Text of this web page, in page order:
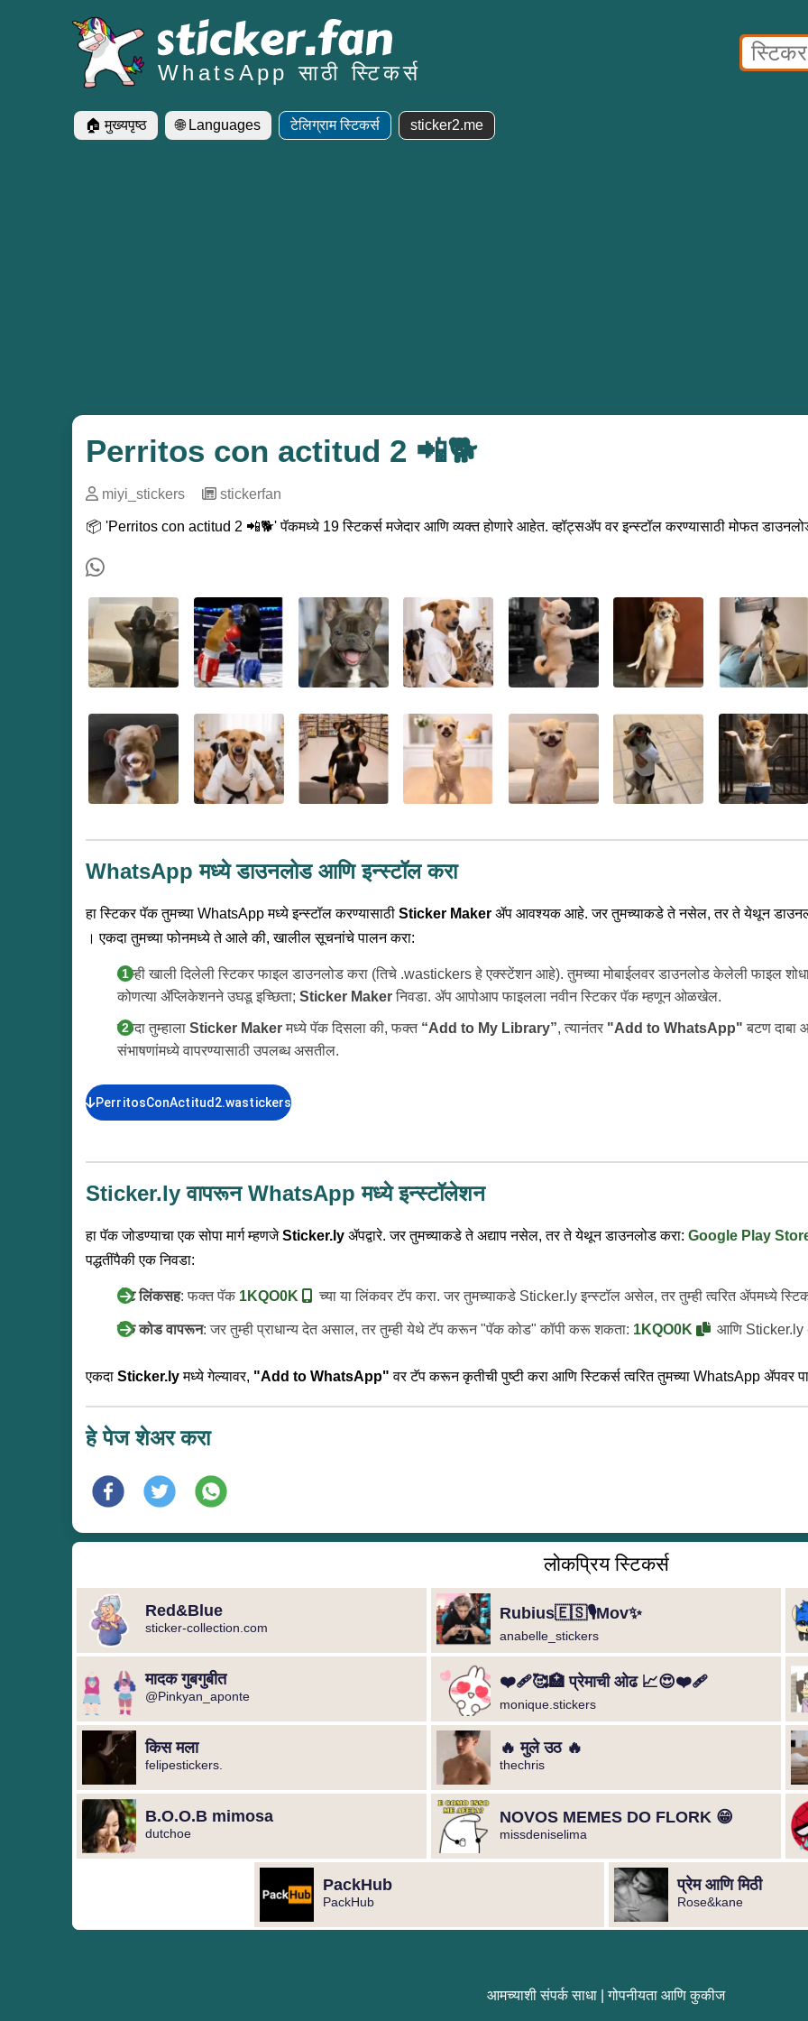
WhatsApp साठी स्टिकर्स
🏠 मुख्यपृष्ठ 🌐 Languages टेलिग्राम स्टिकर्स sticker2.me
Perritos con actitud 2 📲🐕
miyi_stickers stickerfan
📦 'Perritos con actitud 2 📲🐕' पॅकमध्ये 19 स्टिकर्स मजेदार आणि व्यक्त होणारे आहेत. व्हॉट्सअ‍ॅप वर इन्स्टॉल करण्यासाठी मोफत
WhatsApp मध्ये डाउनलोड आणि इन्स्टॉल करा
हा स्टिकर पॅक तुमच्या WhatsApp मध्ये इन्स्टॉल करण्यासाठी Sticker Maker ॲप आवश्यक आहे. जर तुमच्याकडे ते नसेल, तर ते येथून
। एकदा तुमच्या फोनमध्ये ते आले की, खालील सूचनांचे पालन करा:
आम्ही खाली दिलेली स्टिकर फाइल डाउनलोड करा (तिचे .wastickers हे एक्स्टेंशन आहे). तुमच्या मोबाईलवर डाउनलोड केलेली फाइल शोधा
कोणत्या ॲप्लिकेशनने उघडू इच्छिता; Sticker Makerनिवडा. ॲप आपोआप फाइलला नवीन स्टिकर पॅक म्हणून ओळखेल.
एकदा तुम्हाला Sticker Makerमध्ये पॅक दिसला की, फक्त “Add to My Library”, त्यानंतर "Add to WhatsApp" बटण दाबा
संभाषणांमध्ये वापरण्यासाठी उपलब्ध असतील.
PerritosConActitud2.wastickers
Sticker.ly वापरून WhatsApp मध्ये इन्स्टॉलेशन
हा पॅक जोडण्याचा एक सोपा मार्ग म्हणजेSticker.ly ॲपद्वारे. जर तुमच्याकडे ते अद्याप नसेल, तर ते येथून डाउनलोड करा: Google Play
पद्धतींपैकी एक निवडा:
थेट लिंकसह: फक्त पॅक 1KQO0K च्या या लिंकवर टॅप करा. जर तुमच्याकडे Sticker.ly इन्स्टॉल असेल, तर तुम्ही त्वरित ॲपमध्ये
पॅक कोड वापरून: जर तुम्ही प्राधान्य देत असाल, तर तुम्ही येथे टॅप करून "पॅक कोड" कॉपी करू शकता: 1KQO0K आणि Sticker.ly
एकदा Sticker.lyमध्ये गेल्यावर, "Add to WhatsApp" वर टॅप करून कृतीची पुष्टी करा आणि स्टिकर्स त्वरित तुमच्या WhatsApp ॲपवर
हे पेज शेअर करा
लोकप्रिय स्टिकर्स
Red&Blue
sticker-collection.com
Rubius🇪🇸🎙️Mov✨
anabelle_stickers
मादक गुबगुबीत
@Pinkyan_aponte
❤️‍🩹🥰🏥 प्रेमाची ओढ 📈😍❤️‍🩹
monique.stickers
किस मला
felipestickers.
🔥 मुले उठ 🔥
thechris
B.O.O.B mimosa
dutchoe
NOVOS MEMES DO FLORK 😁
missdeniselima
PackHub
PackHub
प्रेम आणि मिठी
Rose&kane
आमच्याशी संपर्क साधा |गोपनीयता आणि कुकीज